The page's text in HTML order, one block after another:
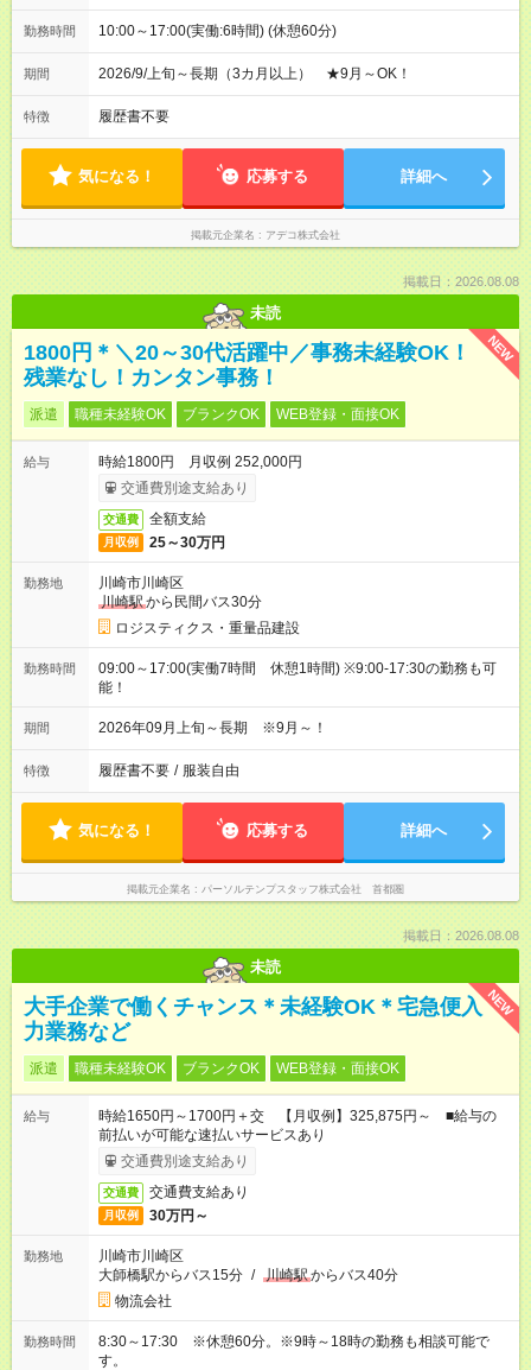
勤務時間 10:00～17:00(実働:6時間) (休憩60分)
期間 2026/9/上旬～長期（3カ月以上） ★9月～OK！
特徴 履歴書不要
気になる！ 応募する 詳細へ
掲載元企業名 アデコ株式会社
掲載日：2026.08.08
未読
NEW
1800円＊＼20～30代活躍中／事務未経験OK！
残業なし！カンタン事務！
派遣 職種未経験OK ブランクOK WEB登録・面接OK
給与
時給1800円 月収例 252,000円
交通費別途支給あり
交通費 全額支給
月収例 25～30万円
勤務地
川崎市川崎区
川崎駅から民間バス30分
ロジスティクス・重量品建設
勤務時間
09:00～17:00(実働7時間 休憩1時間) ※9:00-17:30の勤務も可
能！
期間 2026年09月上旬～長期 ※9月～！
特徴 履歴書不要 / 服装自由
気になる！ 応募する 詳細へ
掲載元企業名 パーソルテンプスタッフ株式会社 首都圏
掲載日：2026.08.08
未読
NEW
大手企業で働くチャンス＊未経験OK＊宅急便入
力業務など
派遣 職種未経験OK ブランクOK WEB登録・面接OK
給与
時給1650円～1700円＋交 【月収例】325,875円～ ■給与の
前払いが可能な速払いサービスあり
交通費別途支給あり
交通費 交通費支給あり
月収例 30万円～
勤務地
川崎市川崎区
大師橋駅からバス15分 / 川崎駅からバス40分
物流会社
勤務時間
8:30～17:30 ※休憩60分。※9時～18時の勤務も相談可能で
す。